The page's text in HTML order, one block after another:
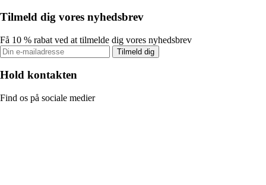
Tilmeld dig vores nyhedsbrev
Få 10 % rabat ved at tilmelde dig vores nyhedsbrev
Tilmeld dig
Hold kontakten
Find os på sociale medier